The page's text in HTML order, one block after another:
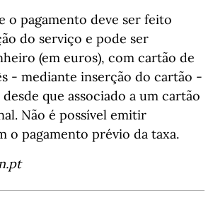
o pagamento deve ser feito
do serviço e pode ser
(em euros), com cartão de
- mediante inserção do cartão -
que associado a um cartão
Não é possível emitir
o pagamento prévio da taxa.